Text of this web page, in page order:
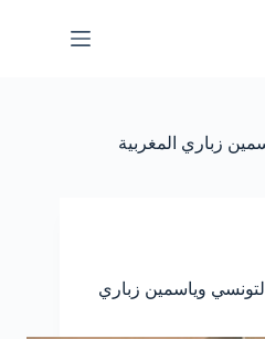
زباري المغربية
وياسمين زباري